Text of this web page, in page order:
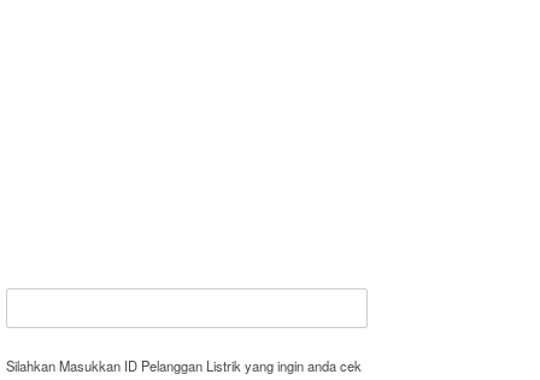
Silahkan Masukkan ID Pelanggan Listrik yang ingin anda cek